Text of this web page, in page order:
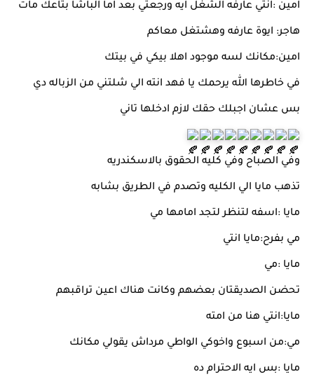
امين :انتي عارفه الشغل ايه ورجعتي بعد اما الباشا بتاعك مات
هاجر: ايوة عارفه وهشتغل معاكم
امين:مكانك لسه موجود اهلا بيكي في بيتك
في خاطرها الله يرحمك يا فهد انته الي شلتني من الزباله دي
بس عشان اجبلك حقك لازم ادخلها تاني
وفي الصباح وفي كليه الحقوق بالاسكندريه
تذهب مايا الي الكليه وتصدم في الطريق بشابه
مايا :اسفه لتنظر لتجد امامها مي
مي بفرح:مايا انتي
مايا :مي
تحضن الصديقتان بعضهم وكانت هناك اعين تراقبهم
مايا:انتي هنا من امته
مي:من اسبوع واخوكي الواطي مرداش يقولي مكانك
مايا :بس ايه الاحترام ده